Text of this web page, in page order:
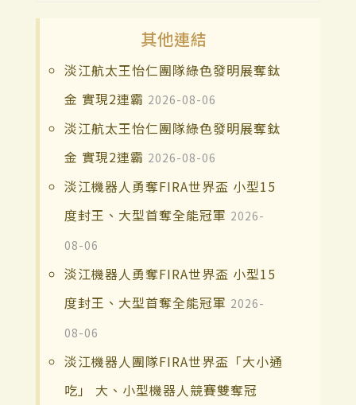
其他連結
淡江航太王怡仁團隊綠色發明展奪鈦
金 實現2連霸 2026-08-06
淡江航太王怡仁團隊綠色發明展奪鈦
金 實現2連霸 2026-08-06
淡江機器人勇奪FIRA世界盃 小型15
度封王、大型首奪全能冠軍 2026-
08-06
淡江機器人勇奪FIRA世界盃 小型15
度封王、大型首奪全能冠軍 2026-
08-06
淡江機器人團隊FIRA世界盃「大小通
吃」 大、小型機器人競賽雙奪冠